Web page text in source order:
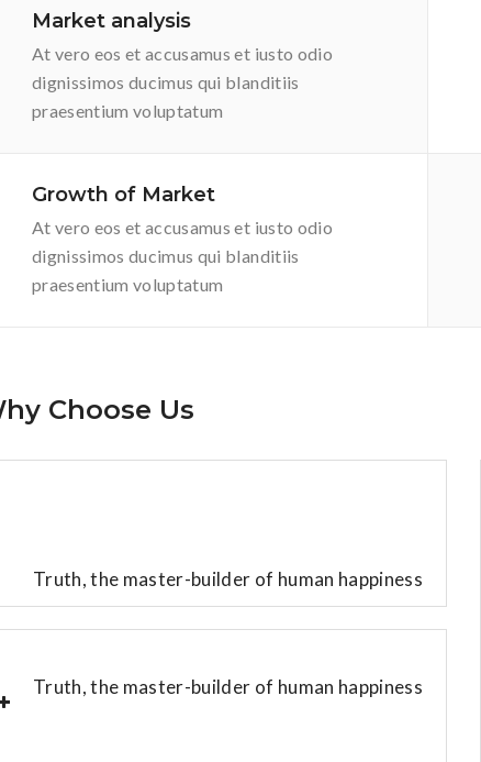
Market analysis
At vero eos et accusamus et iusto odio
dignissimos ducimus qui blanditiis
praesentium voluptatum
Growth of Market
At vero eos et accusamus et iusto odio
dignissimos ducimus qui blanditiis
praesentium voluptatum
Choose Us
Truth, the master-builder of human happiness
Truth, the master-builder of human happiness